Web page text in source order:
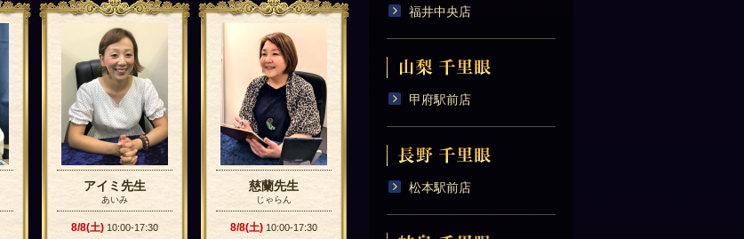
アイミ先生
あいみ
8/8(土) 10:00-17:30
慈蘭先生
じゃらん
8/8(土) 10:00-17:30
福井中央店
甲府駅前店
松本駅前店